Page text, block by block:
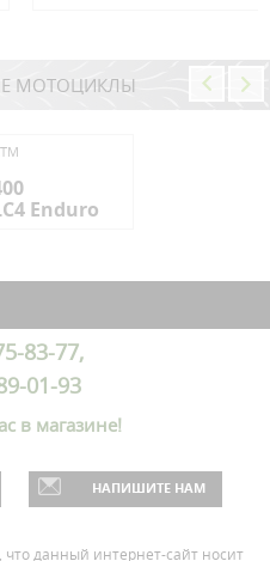
МОТОЦИКЛЫ
Enduro
83-77,
01-93
в магазине!
НАПИШИТЕ НАМ
данный интернет-сайт носит